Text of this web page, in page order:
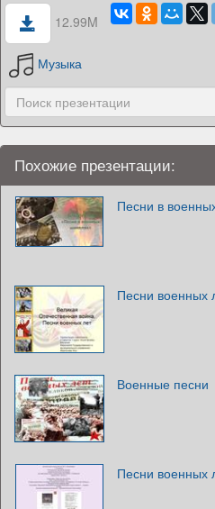
12.99M
Музыка
Похожие презентации:
Песни в
Песни военных
Военные песни
Песни военных